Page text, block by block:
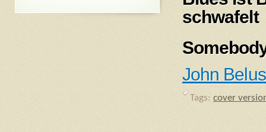
schwafelt
John
Tags: cover